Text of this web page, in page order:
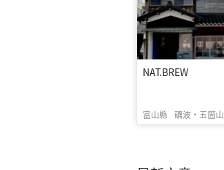
NAT.BREW
富山縣 礪波・五箇山